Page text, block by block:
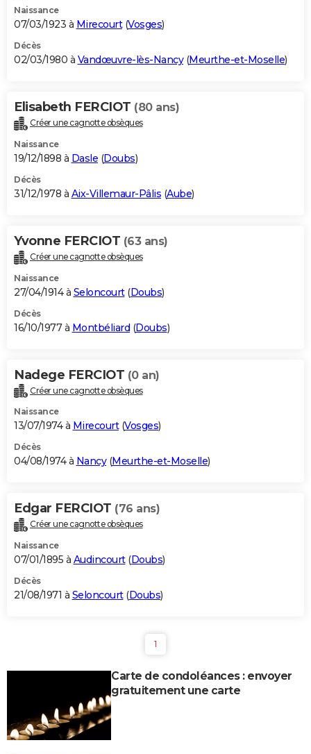
Naissance
07/03/1923 à Mirecourt(Vosges)
Décès
02/03/1980 à Vandœuvre-lès-Nancy(Meurthe-et-Moselle)
Elisabeth FERCIOT (80 ans)
Créer une cagnotte obsèques
Naissance
19/12/1898 à Dasle (Doubs)
Décès
31/12/1978 à Aix-Villemaur-Pâlis (Aube)
Yvonne FERCIOT (63 ans)
Créer une cagnotte obsèques
Naissance
27/04/1914 à Seloncourt(Doubs)
Décès
16/10/1977 à Montbéliard (Doubs)
Nadege FERCIOT (0 an)
Créer une cagnotte obsèques
Naissance
13/07/1974 à Mirecourt(Vosges)
Décès
04/08/1974 à Nancy(Meurthe-et-Moselle)
Edgar FERCIOT (76 ans)
Créer une cagnotte obsèques
Naissance
07/01/1895 à Audincourt(Doubs)
Décès
21/08/1971 à Seloncourt(Doubs)
1
Carte de condoléances : envoyer
gratuitement une carte